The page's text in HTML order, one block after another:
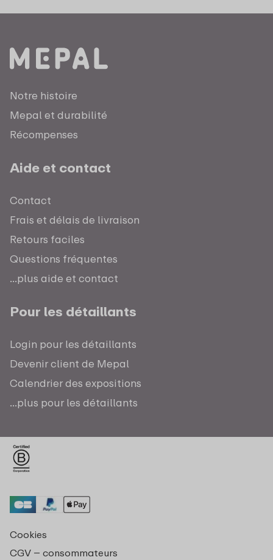
Notre histoire
Mepal et durabilité
Récompenses
Aide et contact
Contact
Frais et délais de livraison
Retours faciles
Questions fréquentes
...plus aide et contact
Pour les détaillants
Login pour les détaillants
Devenir client de Mepal
Calendrier des expositions
...plus pour les détaillants
Cookies
CGV – consommateurs